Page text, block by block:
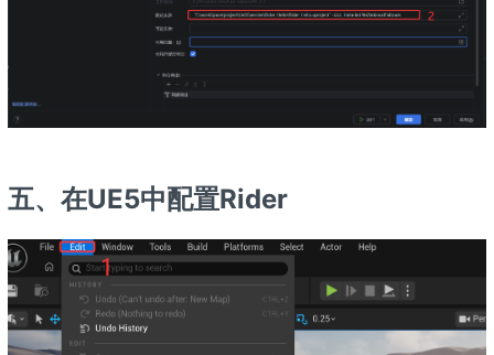
五、在UE5中配置Rider